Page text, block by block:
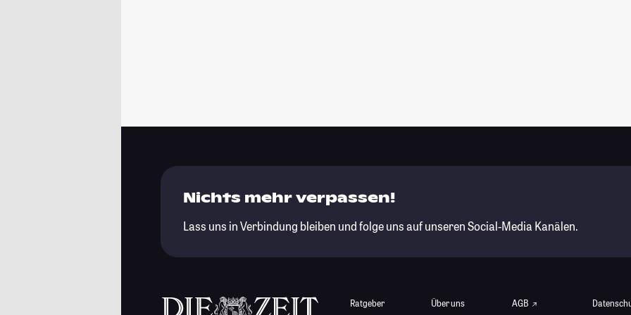
Nichts mehr verpassen!
Lass uns in Verbindung bleiben und folge uns auf unseren Social-Media Kanälen.
Ratgeber Über uns AGB